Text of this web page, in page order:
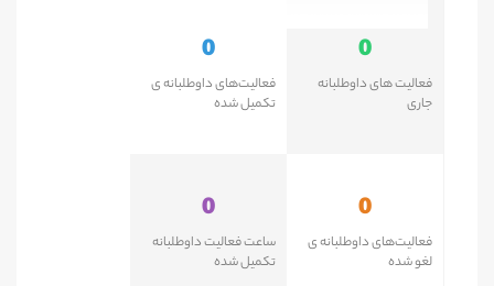
0
فعالیت های داوطلبانه
جاری
0
فعالیت‌های داوطلبانه ی
تکمیل شده
0
فعالیت‌های داوطلبانه ی
لغو شده
0
ساعت فعالیت داوطلبانه
تکمیل شده